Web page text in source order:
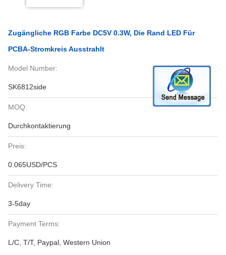
Zugängliche RGB Farbe DC5V 0.3W, Die Rand LED Für
PCBA-Stromkreis Ausstrahlt
Model Number:
SK6812side
MOQ:
Durchkontaktierung
Preis:
0.065USD/PCS
Delivery Time:
3-5day
Payment Terms:
L/C, T/T, Paypal, Western Union